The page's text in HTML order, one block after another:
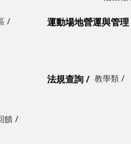
運動場地營運與管理
法規查詢 教學類
饋